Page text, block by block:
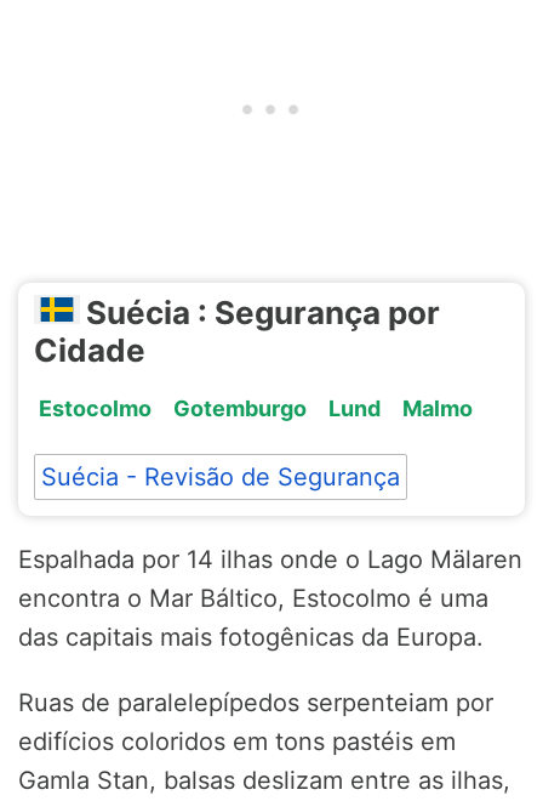
Suécia : Segurança por
Cidade
Estocolmo Gotemburgo Lund Malmo
Suécia - Revisão de Segurança
Espalhada por 14 ilhas onde o Lago Mälaren
encontra o Mar Báltico, Estocolmo é uma
das capitais mais fotogênicas da Europa.
Ruas de paralelepípedos serpenteiam por
edifícios coloridos em tons pastéis em
Gamla Stan, balsas deslizam entre as ilhas,